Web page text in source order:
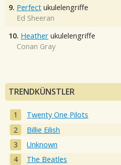
9. Perfect ukulelengriffe
Ed Sheeran
10. Heather ukulelengriffe
Conan Gray
TRENDKÜNSTLER
Twenty One Pilots
Billie Eilish
Unknown
The Beatles